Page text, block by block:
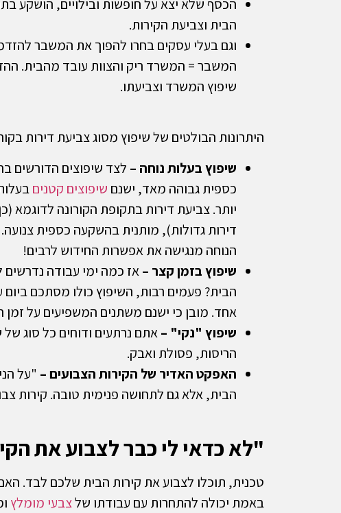
הכסף שלא יצא על חופשות ובילויים, הושקע
הבית וצביעת הקירות.
וגם בעלי עסקים בחרו להפוך את המשבר
המשבר = המשרד ריק והצוות עובד מהבית.
שיפוץ המשרד וצביעתו.
היתרונות הבולטים של שיפוץ מסוג צביעת דירות
שיפוץ בעלות נוחה – לצד שיפוצים הדורשים
כספית גבוהה מאד, ישנם שיפוצים קטנים
יותר. צביעת דירות בתקופת הקורונה לדוגמא
דירות גדולות), מותנית בהשקעה כספית
הנוחה מנגישה את אפשרות החידוש לרבים!
שיפוץ בזמן קצר –אז כמה ימי עבודה נדרשים
הבית? פעמים רבות, השיפוץ כולו מסתכם ביום
אחד. מובן כי ישנם משתנים המשפיעים על
שיפוץ "נקי" –אתם נרתעים ודוחים כל סוג
הריסות, פסולת ואבק.
האפקט האדיר של הקירות הצבועים– "על
הבית, אלא גם לתחושה פנימית טובה. קירות
"לא כדאי לי כבר לצבוע את
טכנית, תוכלו לצבוע את קירות הבית שלכם לבד.
באמת יכולה להתחרות עם עבודתו שלצבעי מומלץ